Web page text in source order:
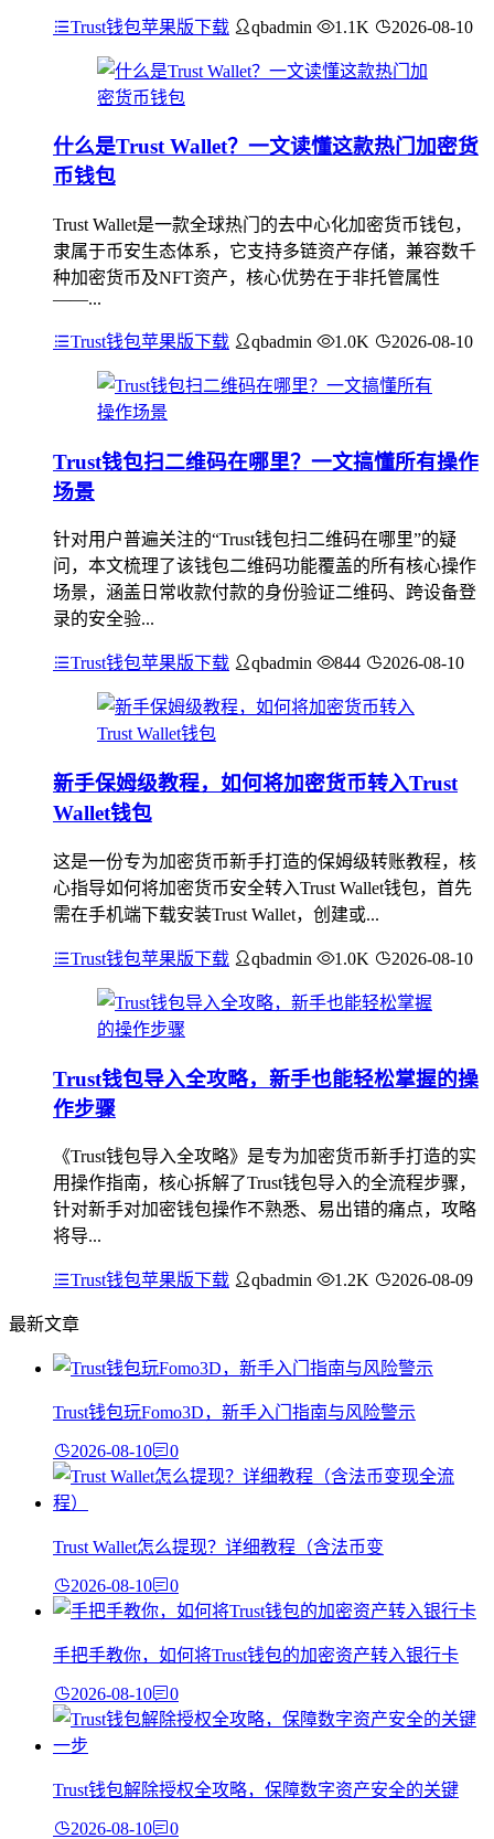
Trust钱包苹果版下载 qbadmin 1.1K 2026-08-10
什么是Trust Wallet？一文读懂这款热门加密货
币钱包
Trust Wallet是一款全球热门的去中心化加密货币钱包，
隶属于币安生态体系，它支持多链资产存储，兼容数千
种加密货币及NFT资产，核心优势在于非托管属性
——...
Trust钱包苹果版下载 qbadmin 1.0K 2026-08-10
Trust钱包扫二维码在哪里？一文搞懂所有操作
场景
针对用户普遍关注的“Trust钱包扫二维码在哪里”的疑
问，本文梳理了该钱包二维码功能覆盖的所有核心操作
场景，涵盖日常收款付款的身份验证二维码、跨设备登
录的安全验...
Trust钱包苹果版下载 qbadmin 844 2026-08-10
新手保姆级教程，如何将加密货币转入Trust
Wallet钱包
这是一份专为加密货币新手打造的保姆级转账教程，核
心指导如何将加密货币安全转入Trust Wallet钱包，首先
需在手机端下载安装Trust Wallet，创建或...
Trust钱包苹果版下载 qbadmin 1.0K 2026-08-10
Trust钱包导入全攻略，新手也能轻松掌握的操
作步骤
《Trust钱包导入全攻略》是专为加密货币新手打造的实
用操作指南，核心拆解了Trust钱包导入的全流程步骤，
针对新手对加密钱包操作不熟悉、易出错的痛点，攻略
将导...
Trust钱包苹果版下载 qbadmin 1.2K 2026-08-09
最新文章
Trust钱包玩Fomo3D，新手入门指南与风险警示
2026-08-10 0
Trust Wallet怎么提现？详细教程（含法币变
2026-08-10 0
手把手教你，如何将Trust钱包的加密资产转入银行卡
2026-08-10 0
Trust钱包解除授权全攻略，保障数字资产安全的关键
2026-08-10 0